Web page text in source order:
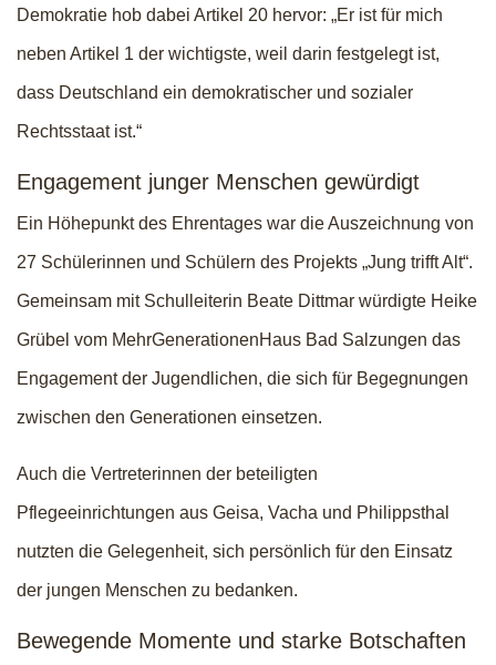
Demokratie hob dabei Artikel 20 hervor: „Er ist für mich
neben Artikel 1 der wichtigste, weil darin festgelegt ist,
dass Deutschland ein demokratischer und sozialer
Rechtsstaat ist.“
Engagement junger Menschen gewürdigt
Ein Höhepunkt des Ehrentages war die Auszeichnung von
27 Schülerinnen und Schülern des Projekts „Jung trifft Alt“.
Gemeinsam mit Schulleiterin Beate Dittmar würdigte Heike
Grübel vom MehrGenerationenHaus Bad Salzungen das
Engagement der Jugendlichen, die sich für Begegnungen
zwischen den Generationen einsetzen.
Auch die Vertreterinnen der beteiligten
Pflegeeinrichtungen aus Geisa, Vacha und Philippsthal
nutzten die Gelegenheit, sich persönlich für den Einsatz
der jungen Menschen zu bedanken.
Bewegende Momente und starke Botschaften